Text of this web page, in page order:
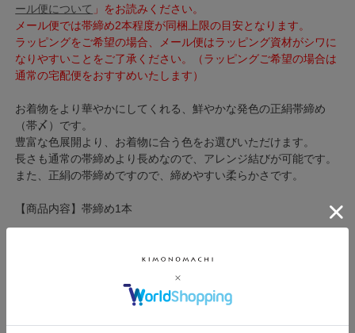
ール便について 」をお読みください。
メール便では帯締め2本程度が同梱上限の目安となります。
ラッピングをご希望の場合、メール便はラッピング資材がシワに
なりやすいことをご了承ください。（ラッピングご希望の場合は
通常の宅配便をおすすめいたします）
お着物をより華やかにしてくれる、鮮やかな発色の正絹帯締め
（帯〆）です。
豊富な色展開より、お着物に合う色をお選びいただけます。
長さも通常の帯締めより長めなので、アレンジ結びが可能です。
また、正絹の帯締めですので、締めやすい柔らかさです。
【商品内容】帯締め1本
A.赤色×白色…赤をメインに、白とゴールドで菊の花がデザイン
B.白色×赤色…白をメインに、赤とゴールドで菊の花がデザイン
された帯締めです。裏面は赤。
C.黒色×赤色…黒をメインに、赤とゴールドで菊の花がデザイン